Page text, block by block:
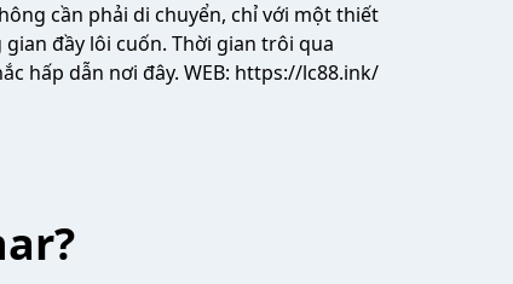
cần phải di chuyển, chỉ với một thiết
đầy lôi cuốn. Thời gian trôi qua
hấp dẫn nơi đây. WEB: https://lc88.ink/